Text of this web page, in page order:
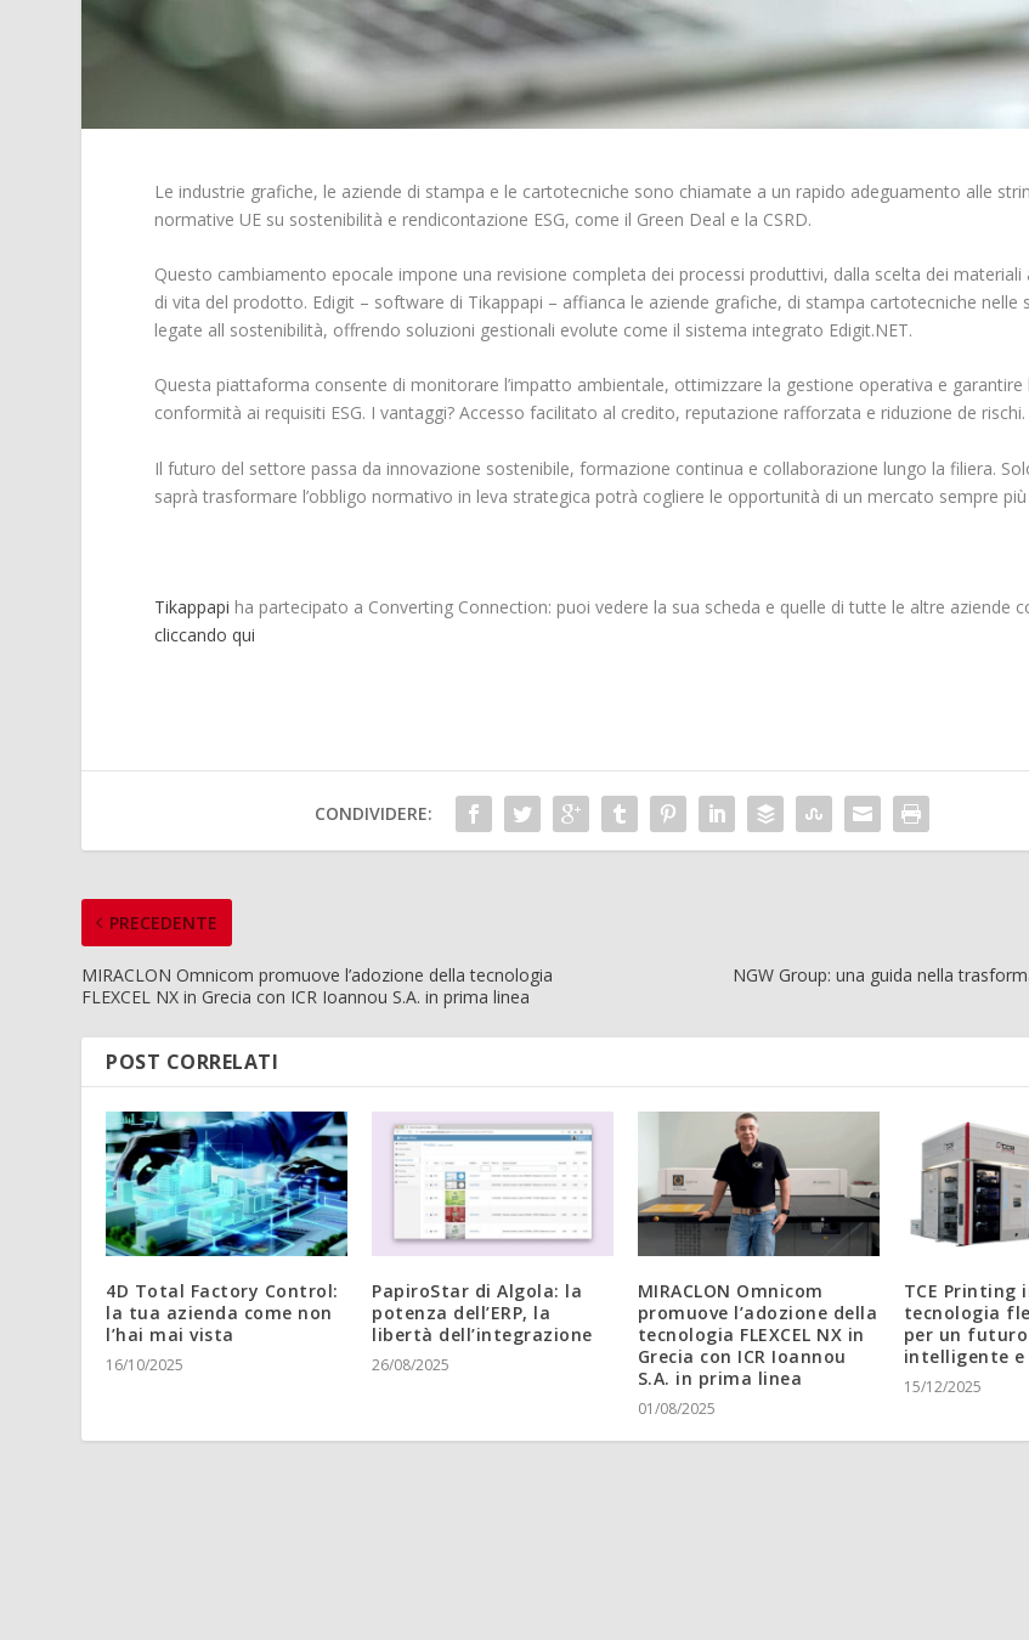
Le industrie grafiche, le aziende di stampa e le cartotecniche sono chiamate a un rapido adeguamento alle
normative UE su sostenibilità e rendicontazione ESG, come il Green Deal e la CSRD.
Questo cambiamento epocale impone una revisione completa dei processi produttivi, dalla scelta dei materiali
di vita del prodotto. Edigit – software di Tikappapi – affianca le aziende grafiche, di stampa cartotecniche nelle
legate all sostenibilità, offrendo soluzioni gestionali evolute come il sistema integrato Edigit.NET.
Questa piattaforma consente di monitorare l’impatto ambientale, ottimizzare la gestione operativa e garantire
conformità ai requisiti ESG. I vantaggi? Accesso facilitato al credito, reputazione rafforzata e riduzione de rischi.
Il futuro del settore passa da innovazione sostenibile, formazione continua e collaborazione lungo la filiera.
saprà trasformare l’obbligo normativo in leva strategica potrà cogliere le opportunità di un mercato sempre più
Tikappapi ha partecipato a Converting Connection: puoi vedere la sua scheda e quelle di tutte le altre aziende
cliccando qui
CONDIVIDERE:
PRECEDENTE
MIRACLON Omnicom promuove l’adozione della tecnologia
FLEXCEL NX in Grecia con ICR Ioannou S.A. in prima linea
NGW Group: una guida nella
POST CORRELATI
4D Total Factory Control:
la tua azienda come non
l’hai mai vista
16/10/2025
PapiroStar di Algola: la
potenza dell’ERP, la
libertà dell’integrazione
26/08/2025
MIRACLON Omnicom
promuove l’adozione della
tecnologia FLEXCEL NX in
Grecia con ICR Ioannou
S.A. in prima linea
01/08/2025
TCE Printing
tecnologia
per un
intelligente
15/12/2025